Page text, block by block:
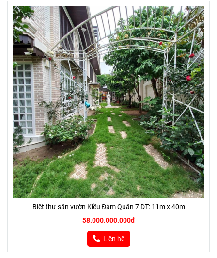
Biệt thự sân vườn Kiều Đàm Quận 7 DT: 11m x 40m
58.000.000.000đ
Liên hệ